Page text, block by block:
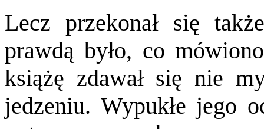
Lecz przekonał się
prawdą było, co
książę zdawał się nie
jedzeniu. Wypukłe jego